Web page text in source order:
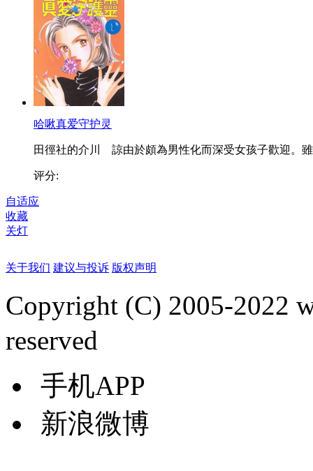
哈啾真爱守护灵
田徑社的介川 諒由於頗為男性化而深受女孩子歡迎。
评分:
自适应
收藏
关灯
关于我们 建议与投诉 版权声明
Copyright (C) 2005-2022
reserved
手机APP
新浪微博